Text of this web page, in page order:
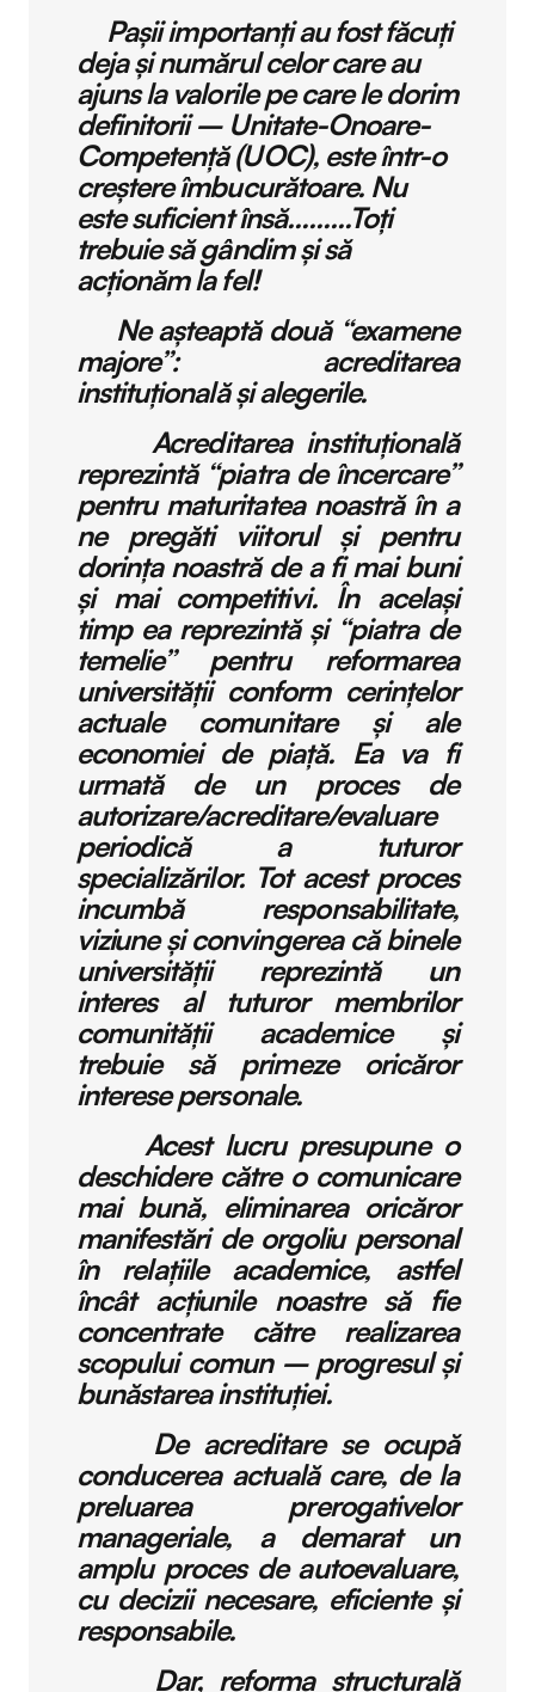
Pașii importanți au fost făcuți
deja și numărul celor care au
ajuns la valorile pe care le dorim
definitorii – Unitate-Onoare-
Competență (UOC), este într-o
creștere îmbucurătoare. Nu
este suficient însă………Toți
trebuie să gândim și să
acționăm la fel!
Ne așteaptă două “examene
majore”: acreditarea
instituțională și alegerile.
Acreditarea instituțională
reprezintă “piatra de încercare”
pentru maturitatea noastră în a
ne pregăti viitorul și pentru
dorința noastră de a fi mai buni
și mai competitivi. În același
timp ea reprezintă și “piatra de
temelie” pentru reformarea
universității conform cerințelor
actuale comunitare și ale
economiei de piață. Ea va fi
urmată de un proces de
autorizare/acreditare/evaluare
periodică a tuturor
specializărilor. Tot acest proces
incumbă responsabilitate,
viziune și convingerea că binele
universității reprezintă un
interes al tuturor membrilor
comunității academice și
trebuie să primeze oricăror
interese personale.
Acest lucru presupune o
deschidere către o comunicare
mai bună, eliminarea oricăror
manifestări de orgoliu personal
în relațiile academice, astfel
încât acțiunile noastre să fie
concentrate către realizarea
scopului comun – progresul și
bunăstarea instituției.
De acreditare se ocupă
conducerea actuală care, de la
preluarea prerogativelor
manageriale, a demarat un
amplu proces de autoevaluare,
cu decizii necesare, eficiente și
responsabile.
Dar, reforma structurală